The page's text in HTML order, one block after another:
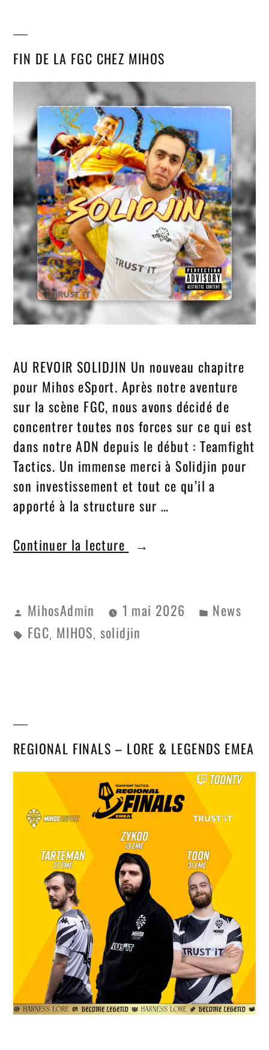
FIN DE LA FGC CHEZ MIHOS
AU REVOIR SOLIDJIN Un nouveau chapitre
pour Mihos eSport. Après notre aventure
sur la scène FGC, nous avons décidé de
concentrer toutes nos forces sur ce qui est
dans notre ADN depuis le début : Teamfight
Tactics. Un immense merci à Solidjin pour
son investissement et tout ce qu’il a
apporté à la structure sur …
Continuer la lecture
MihosAdmin 1 mai 2026
News
FGC, MIHOS, solidjin
REGIONAL FINALS – LORE & LEGENDS EMEA